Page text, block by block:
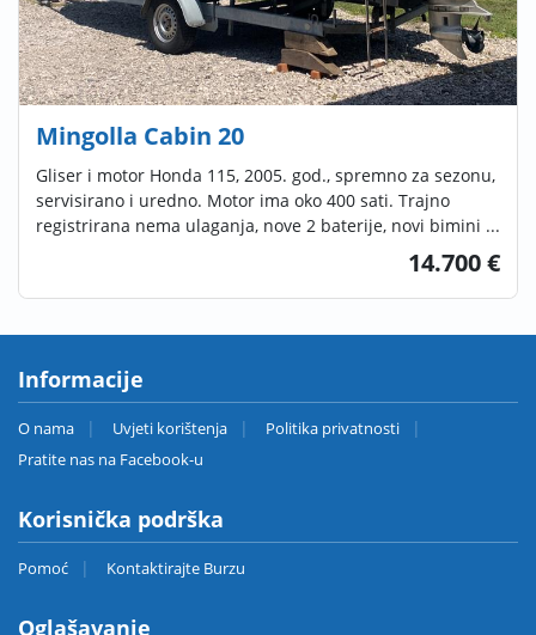
Mingolla Cabin 20
Gliser i motor Honda 115, 2005. god., spremno za sezonu,
servisirano i uredno. Motor ima oko 400 sati. Trajno
registrirana nema ulaganja, nove 2 baterije, novi bimini ...
14.700 €
Informacije
O nama Uvjeti korištenja
Politika privatnosti
Pratite nas na Facebook-u
Korisnička podrška
Pomoć Kontaktirajte Burzu
Oglašavanje